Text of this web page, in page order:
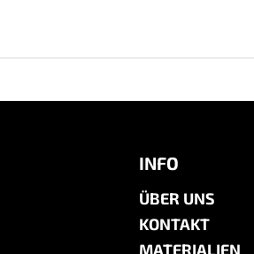
INFO
ÜBER UNS
KONTAKT
MATERIALIEN